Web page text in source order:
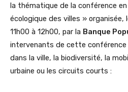
la thématique de la conférence
écologique des villes » organisée,
11h00 à 12h00, par la Banque
intervenants de cette conférence
dans la ville, la biodiversité, la
urbaine ou les circuits courts :